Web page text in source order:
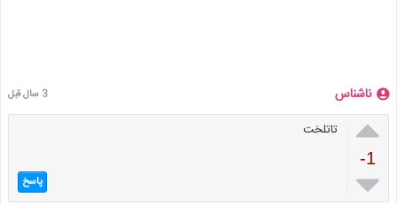
ناشناس 3 سال قبل

-1

تاتلخت
پاسخ